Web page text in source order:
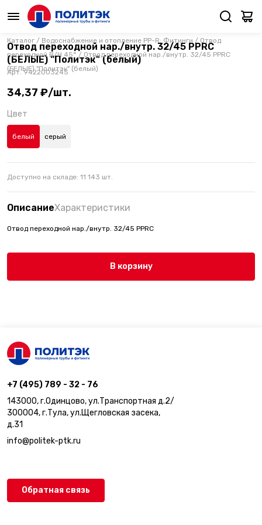
Каталог / Водоснабжение и отопление PP-R: Фитинги / Отвод
переходной В/Н 45° / Отвод переходной нар./внутр. 32/45 PPRC
(БЕЛЫЕ) "Политэк" (белый)
Отвод переходной нар./внутр. 32/45 PPRC
(БЕЛЫЕ) "Политэк" (белый)
Арт.9422003245
34,37 ₽/шт.
Цвет
белый серый
Доступно на складе: 11 143 шт.
ОписаниеХарактеристики
Отвод переходной нар./внутр. 32/45 PPRC
В корзину
+7 (495) 789 - 32 - 76
143000, г.Одинцово, ул.Транспортная д.2/
300004, г.Тула, ул.Щегловская засека,
д.31
info@politek-ptk.ru
Обратная связь